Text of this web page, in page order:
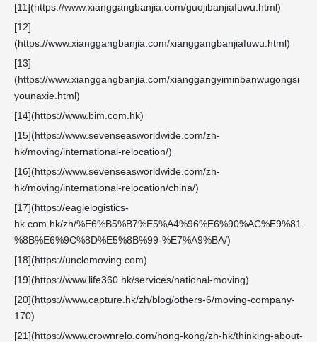
[11](https://www.xianggangbanjia.com/guojibanjiafuwu.html)
[12]
(https://www.xianggangbanjia.com/xianggangbanjiafuwu.html)
[13]
(https://www.xianggangbanjia.com/xianggangyiminbanwugongsi
younaxie.html)
[14](https://www.bim.com.hk)
[15](https://www.sevenseasworldwide.com/zh-
hk/moving/international-relocation/)
[16](https://www.sevenseasworldwide.com/zh-
hk/moving/international-relocation/china/)
[17](https://eaglelogistics-
hk.com.hk/zh/%E6%B5%B7%E5%A4%96%E6%90%AC%E9%81
%8B%E6%9C%8D%E5%8B%99-%E7%A9%BA/)
[18](https://unclemoving.com)
[19](https://www.life360.hk/services/national-moving)
[20](https://www.capture.hk/zh/blog/others-6/moving-company-
170)
[21](https://www.crownrelo.com/hong-kong/zh-hk/thinking-about-